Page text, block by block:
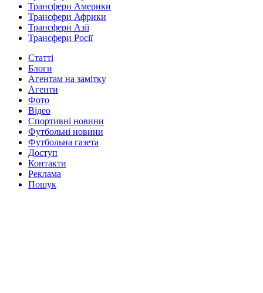
Трансфери Америки
Трансфери Африки
Трансфери Азії
Трансфери Росії
Статті
Блоги
Агентам на замітку
Агенти
Фото
Відео
Спортивні новини
Футбольні новини
Футбольна газета
Доступ
Контакти
Реклама
Пошук